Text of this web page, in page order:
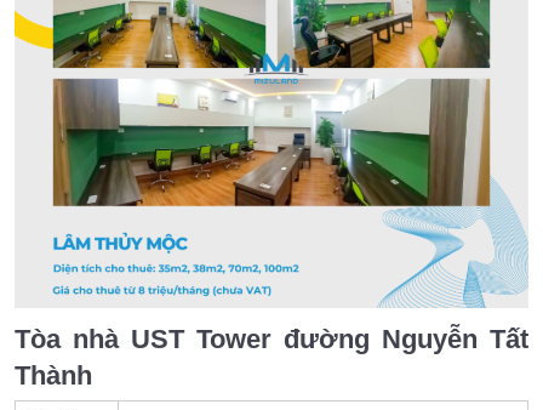
Tòa nhà UST Tower đường Nguyễn Tất
Thành